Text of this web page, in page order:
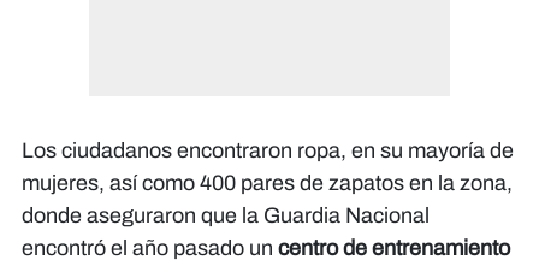
Los ciudadanos encontraron ropa, en su mayoría de
mujeres, así como 400 pares de zapatos en la zona,
donde aseguraron que la Guardia Nacional
encontró el año pasado un centro de entrenamiento